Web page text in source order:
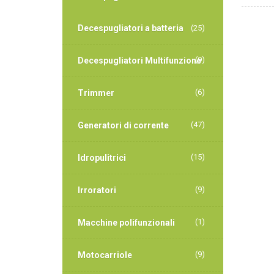
Decespugliatori a batteria (25)
Decespugliatori Multifunzione
(9)
Trimmer (6)
Generatori di corrente (47)
Idropulitrici (15)
Irroratori (9)
Macchine polifunzionali (1)
Motocarriole (9)